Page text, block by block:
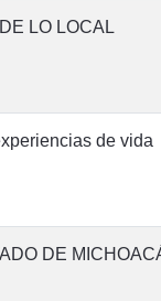
LO LOCAL
de vida
DE